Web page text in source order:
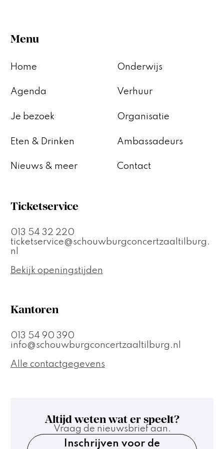
Menu
Home
Agenda
Je bezoek
Eten & Drinken
Nieuws & meer
Onderwijs
Verhuur
Organisatie
Ambassadeurs
Contact
Ticketservice
013 54 32 220
ticketservice@schouwburgconcertzaaltilburg.
nl
Bekijk openingstijden
Kantoren
013 54 90 390
info@schouwburgconcertzaaltilburg.nl
Alle contactgegevens
Altijd weten wat er speelt?
Vraag de nieuwsbrief aan.
Inschrijven voor de